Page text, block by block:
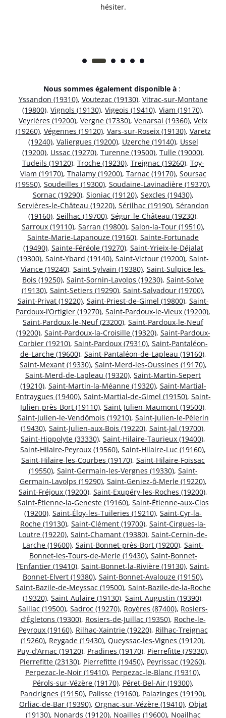
hésiter.
Nous sommes également disponible à :
Yssandon (19310), Voutezac (19130), Vitrac-sur-Montane
(19800), Vignols (19130), Vigeois (19410), Viam (19170),
Veyrières (19200), Vergne (17330), Venarsal (19360), Veix
(19260), Végennes (19120), Vars-sur-Roseix (19130), Varetz
(19240), Valiergues (19200), Uzerche (19140), Ussel
(19200), Ussac (19270), Turenne (19500), Tulle (19000),
Tudeils (19120), Troche (19230), Treignac (19260), Toy-
Viam (19170), Thalamy (19200), Tarnac (19170), Soursac
(19550), Soudeilles (19300), Soudaine-Lavinadière (19370),
Sornac (19290), Sioniac (19120), Sexcles (19430),
Servières-le-Château (19220), Sérilhac (19190), Sérandon
(19160), Seilhac (19700), Ségur-le-Château (19230),
Sarroux (19110), Sarran (19800), Salon-la-Tour (19510),
Sainte-Marie-Lapanouze (19160), Sainte-Fortunade
(19490), Sainte-Féréole (19270), Saint-Yrieix-le-Déjalat
(19300), Saint-Ybard (19140), Saint-Victour (19200), Saint-
Viance (19240), Saint-Sylvain (19380), Saint-Sulpice-les-
Bois (19250), Saint-Sornin-Lavolps (19230), Saint-Solve
(19130), Saint-Setiers (19290), Saint-Salvadour (19700),
Saint-Privat (19220), Saint-Priest-de-Gimel (19800), Saint-
Pardoux-l’Ortigier (19270), Saint-Pardoux-le-Vieux (19200),
Saint-Pardoux-le-Neuf (23200), Saint-Pardoux-le-Neuf
(19200), Saint-Pardoux-la-Croisille (19320), Saint-Pardoux-
Corbier (19210), Saint-Pardoux (79310), Saint-Pantaléon-
de-Larche (19600), Saint-Pantaléon-de-Lapleau (19160),
Saint-Mexant (19330), Saint-Merd-les-Oussines (19170),
Saint-Merd-de-Lapleau (19320), Saint-Martin-Sepert
(19210), Saint-Martin-la-Méanne (19320), Saint-Martial-
Entraygues (19400), Saint-Martial-de-Gimel (19150), Saint-
Julien-près-Bort (19110), Saint-Julien-Maumont (19500),
Saint-Julien-le-Vendômois (19210), Saint-Julien-le-Pèlerin
(19430), Saint-Julien-aux-Bois (19220), Saint-Jal (19700),
Saint-Hippolyte (33330), Saint-Hilaire-Taurieux (19400),
Saint-Hilaire-Peyroux (19560), Saint-Hilaire-Luc (19160),
Saint-Hilaire-les-Courbes (19170), Saint-Hilaire-Foissac
(19550), Saint-Germain-les-Vergnes (19330), Saint-
Germain-Lavolps (19290), Saint-Geniez-ô-Merle (19220),
Saint-Fréjoux (19200), Saint-Exupéry-les-Roches (19200),
Saint-Étienne-la-Geneste (19160), Saint-Étienne-aux-Clos
(19200), Saint-Éloy-les-Tuileries (19210), Saint-Cyr-la-
Roche (19130), Saint-Clément (19700), Saint-Cirgues-la-
Loutre (19220), Saint-Chamant (19380), Saint-Cernin-de-
Larche (19600), Saint-Bonnet-près-Bort (19200), Saint-
Bonnet-les-Tours-de-Merle (19430), Saint-Bonnet-
l’Enfantier (19410), Saint-Bonnet-la-Rivière (19130), Saint-
Bonnet-Elvert (19380), Saint-Bonnet-Avalouze (19150),
Saint-Bazile-de-Meyssac (19500), Saint-Bazile-de-la-Roche
(19320), Saint-Aulaire (19130), Saint-Augustin (19390),
Saillac (19500), Sadroc (19270), Royères (87400), Rosiers-
d’Égletons (19300), Rosiers-de-Juillac (19350), Roche-le-
Peyroux (19160), Rilhac-Xaintrie (19220), Rilhac-Treignac
(19260), Reygade (19430), Queyssac-les-Vignes (19120),
Puy-d’Arnac (19120), Pradines (19170), Pierrefitte (79330),
Pierrefitte (23130), Pierrefitte (19450), Peyrissac (19260),
Perpezac-le-Noir (19410), Perpezac-le-Blanc (19310),
Pérols-sur-Vézère (19170), Péret-Bel-Air (19300),
Pandrignes (19150), Palisse (19160), Palazinges (19190),
Orliac-de-Bar (19390), Orgnac-sur-Vézère (19410), Objat
(19130), Nonards (19120), Noailles (19600), Noailhac